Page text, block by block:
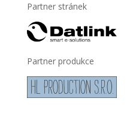
Partner stránek
Partner produkce